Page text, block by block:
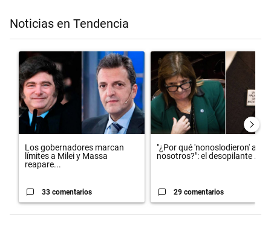
Noticias en Tendencia
Un artículo de tendencia con el título "Los gobernadores marcan
Los gobernadores marcan
límites a Milei y Massa
reapare...
33 comentarios
Un artículo de tendencia con el
"¿Por qué 'nonoslodieron' a
nosotros?": el desopilante ...
29 comentarios